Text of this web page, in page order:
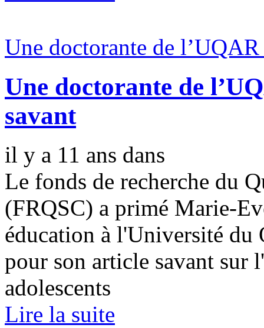
Une doctorante de
Une doctorante de
savant
il y a 11 ans dans
Le fonds de recherche du
(FRQSC) a primé Marie-
éducation à l'Université
pour son article savant sur
adolescents
Lire la suite